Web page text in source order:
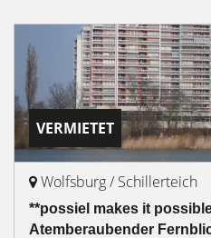
VERMIETET
Wolfsburg / Schillerteich
**possiel makes it
Atemberaubender